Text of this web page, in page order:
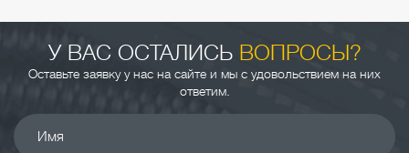
У ВАС ОСТАЛИСЬ ВОПРОСЫ?
Оставьте заявку у нас на сайте и мы с удовольствием на них
ответим.
Имя